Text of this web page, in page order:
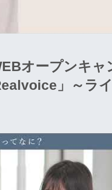
オープンキャ
」～ラ